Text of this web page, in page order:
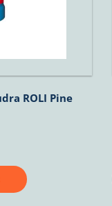
ROLI Pine